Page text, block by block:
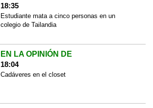
18:35
Estudiante mata a cinco personas en un
colegio de Tailandia
EN LA OPINIÓN DE
18:04
Cadáveres en el closet